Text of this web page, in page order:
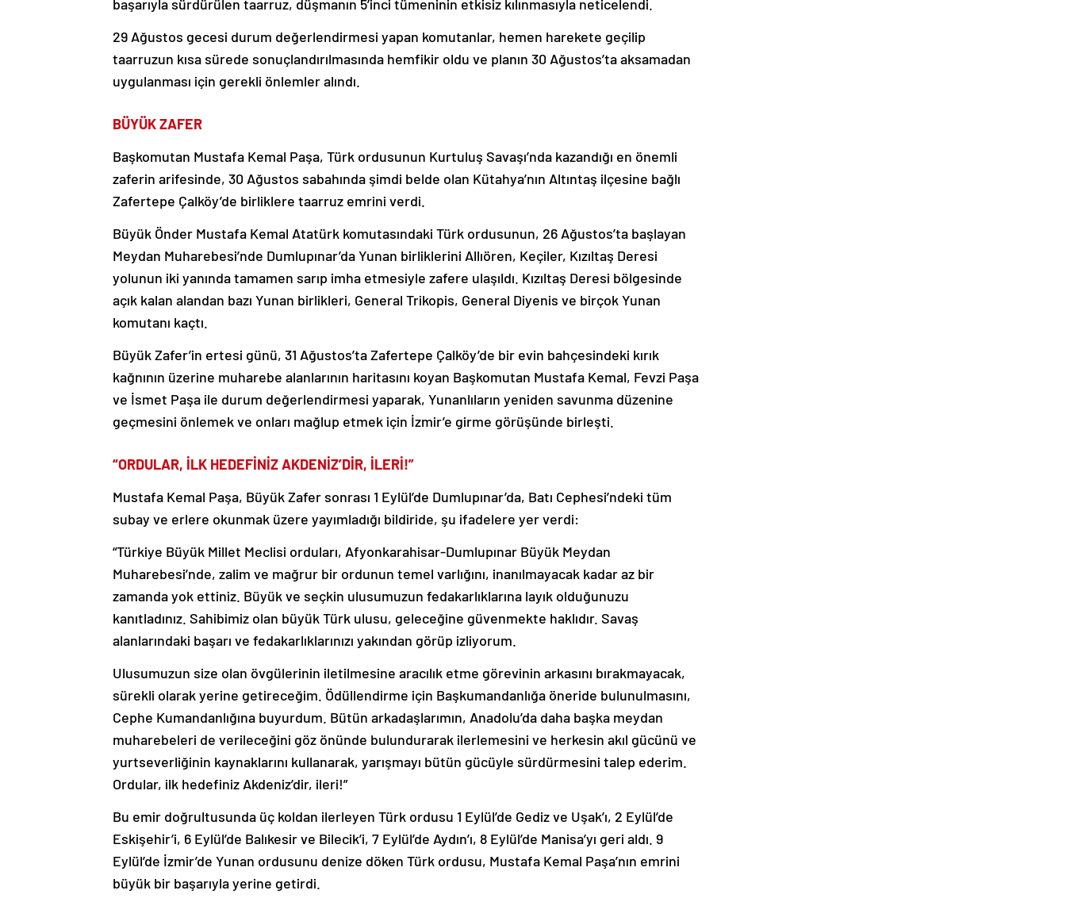
başarıyla sürdürülen taarruz, düşmanın 5’inci tümeninin etkisiz kılınmasıyla neticelendi.
29 Ağustos gecesi durum değerlendirmesi yapan komutanlar, hemen harekete geçilip
taarruzun kısa sürede sonuçlandırılmasında hemfikir oldu ve planın 30 Ağustos’ta aksamadan
uygulanması için gerekli önlemler alındı.
BÜYÜK ZAFER
Başkomutan Mustafa Kemal Paşa, Türk ordusunun Kurtuluş Savaşı’nda kazandığı en önemli
zaferin arifesinde, 30 Ağustos sabahında şimdi belde olan Kütahya’nın Altıntaş ilçesine bağlı
Zafertepe Çalköy’de birliklere taarruz emrini verdi.
Büyük Önder Mustafa Kemal Atatürk komutasındaki Türk ordusunun, 26 Ağustos’ta başlayan
Meydan Muharebesi’nde Dumlupınar’da Yunan birliklerini Allıören, Keçiler, Kızıltaş Deresi
yolunun iki yanında tamamen sarıp imha etmesiyle zafere ulaşıldı. Kızıltaş Deresi bölgesinde
açık kalan alandan bazı Yunan birlikleri, General Trikopis, General Diyenis ve birçok Yunan
komutanı kaçtı.
Büyük Zafer’in ertesi günü, 31 Ağustos’ta Zafertepe Çalköy’de bir evin bahçesindeki kırık
kağnının üzerine muharebe alanlarının haritasını koyan Başkomutan Mustafa Kemal, Fevzi Paşa
ve İsmet Paşa ile durum değerlendirmesi yaparak, Yunanlıların yeniden savunma düzenine
geçmesini önlemek ve onları mağlup etmek için İzmir’e girme görüşünde birleşti.
“ORDULAR, İLK HEDEFİNİZ AKDENİZ’DİR, İLERİ!”
Mustafa Kemal Paşa, Büyük Zafer sonrası 1 Eylül’de Dumlupınar’da, Batı Cephesi’ndeki tüm
subay ve erlere okunmak üzere yayımladığı bildiride, şu ifadelere yer verdi:
“Türkiye Büyük Millet Meclisi orduları, Afyonkarahisar-Dumlupınar Büyük Meydan
Muharebesi’nde, zalim ve mağrur bir ordunun temel varlığını, inanılmayacak kadar az bir
zamanda yok ettiniz. Büyük ve seçkin ulusumuzun fedakarlıklarına layık olduğunuzu
kanıtladınız. Sahibimiz olan büyük Türk ulusu, geleceğine güvenmekte haklıdır. Savaş
alanlarındaki başarı ve fedakarlıklarınızı yakından görüp izliyorum.
Ulusumuzun size olan övgülerinin iletilmesine aracılık etme görevinin arkasını bırakmayacak,
sürekli olarak yerine getireceğim. Ödüllendirme için Başkumandanlığa öneride bulunulmasını,
Cephe Kumandanlığına buyurdum. Bütün arkadaşlarımın, Anadolu’da daha başka meydan
muharebeleri de verileceğini göz önünde bulundurarak ilerlemesini ve herkesin akıl gücünü ve
yurtseverliğinin kaynaklarını kullanarak, yarışmayı bütün gücüyle sürdürmesini talep ederim.
Ordular, ilk hedefiniz Akdeniz’dir, ileri!”
Bu emir doğrultusunda üç koldan ilerleyen Türk ordusu 1 Eylül’de Gediz ve Uşak’ı, 2 Eylül’de
Eskişehir’i, 6 Eylül’de Balıkesir ve Bilecik’i, 7 Eylül’de Aydın’ı, 8 Eylül’de Manisa’yı geri aldı. 9
Eylül’de İzmir’de Yunan ordusunu denize döken Türk ordusu, Mustafa Kemal Paşa’nın emrini
büyük bir başarıyla yerine getirdi.